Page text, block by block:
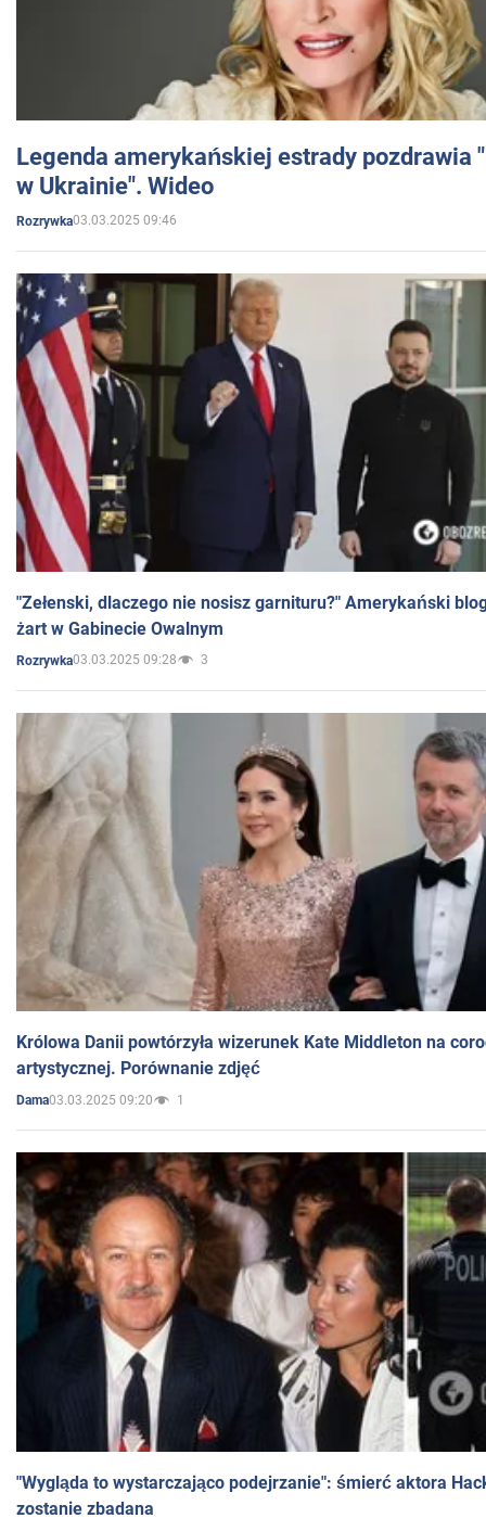
Legenda amerykańskiej estrady pozdrawia
w Ukrainie". Wideo
Rozrywka03.03.2025 09:46
"Zełenski, dlaczego nie nosisz garnituru?" Amerykański
żart w Gabinecie Owalnym
Rozrywka03.03.2025 09:28 3
Królowa Danii powtórzyła wizerunek Kate Middleton na
artystycznej. Porównanie zdjęć
Dama03.03.2025 09:20 1
"Wygląda to wystarczająco podejrzanie": śmierć aktora
zostanie zbadana